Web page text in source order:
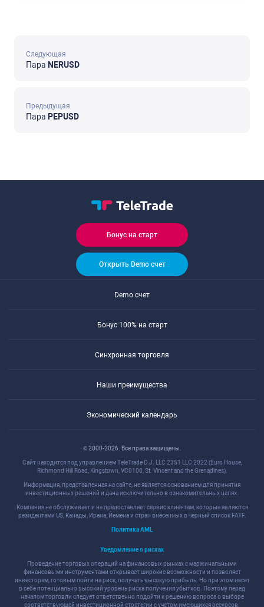
Следующая
Пара NERUSD
Предыдущая
Пара PEPUSD
Бонус на старт
Открыть Demo счет
Demo счет
Бонус 100% на старт
Синхронная торговля
Наши преимущества
Экономический календарь
© 2000-2026. Все права защищены.
Сайт находится под управлением TeleTrade D.J. LLC 2351 LLC 2022 (Euro House,
Richmond Hill Road, Kingstown, VC0100, St. Vincent and the Grenadines).
Информация, представленная на сайте, не является основанием для принятия
инвестиционных решений и дана исключительно в ознакомительных целях.
Компания не обслуживает и не предоставляет сервис клиентам, которые являются
резидентами US, Канады, Ирана, Йемена и стран внесенных в черный список FATF.
Политика AML
Уведомление о рисках
Проведение торговых операций на финансовых рынках с маржинальными
финансовыми инструментами открывает широкие возможности и позволяет
инвесторам, готовым пойти на риск, получать высокую прибыль. Но при этом несет
в себе потенциально высокий уровень риска получения убытков. Поэтому перед
началом торговли следует ответственно подойти к решению вопроса о выборе
соответствующей инвестиционной стратегии с учетом имеющихся ресурсов.